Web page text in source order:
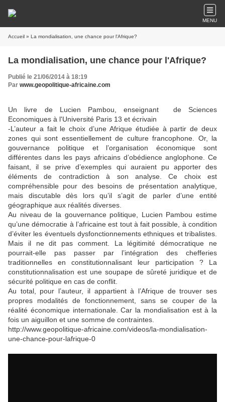
MENU
Accueil » La mondialisation, une chance pour l'Afrique?
La mondialisation, une chance pour l'Afrique?
Publié le 21/06/2014 à 18:19
Par www.geopolitique-africaine.com
Un livre de Lucien Pambou, enseignant de Sciences
Economiques à l'Université Paris 13 et écrivain
-L’auteur a fait le choix d’une Afrique étudiée à partir de deux
zones qui sont essentiellement de culture francophone. Or, la
gouvernance politique et l’organisation économique sont
différentes dans les pays africains d’obédience anglophone. Ce
faisant, il se prive d’exemples qui auraient pu apporter des
éléments de contradiction à son analyse. Ce choix est
compréhensible pour des besoins de présentation analytique,
mais discutable dès lors qu’il s’agit de parler d’une entité
géographique aux réalités diverses.
Au niveau de la gouvernance politique, Lucien Pambou estime
qu’une démocratie à l’africaine est tout à fait possible, à condition
d’éviter les éventuels dysfonctionnements ethniques et tribalistes.
Mais il ne dit pas comment. La légitimité démocratique ne
pourrait-elle pas passer par l’intégration des chefferies
traditionnelles en constitutionnalisant leur participation ? La
constitutionnalisation est une soupape de sûreté juridique et de
sécurité politique en cas de conflit.
Au total, pour l’auteur, il appartient à l’Afrique de trouver ses
propres modalités de fonctionnement, sans se couper de la
réalité économique internationale. Car la mondialisation est à la
fois un aiguillon et une somme de contraintes.
http://www.geopolitique-africaine.com/videos/la-mondialisation-
une-chance-pour-lafrique-0